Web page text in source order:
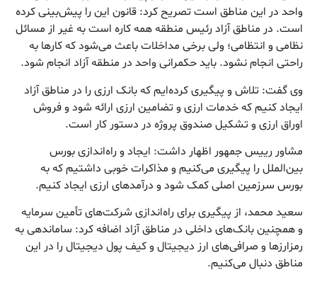
واحد در این مناطق است تصریح کرد: قانون این را پیش‌بینی کرده
است. در مناطق آزاد رئیس منطقه همه کاره است به غیر از مسائل
نظامی و انتظامی؛ ولی برخی مداخلات باعث می‌شود که کارها به
راحتی انجام نشود. باید حکمرانی واحد در منطقه آزاد انجام شود.
وی گفت: تلاش و پیگیری کرده‌ایم که بانک ارزی را در مناطق آزاد
ایجاد کنیم که خدمات ارزی و تضامین ارزی ارائه شود و فروش
اوراق ارزی و تشکیل صندوق پروژه در دستور کار است.
مشاور رییس جمهور اظهار داشت: ایجاد و راه‌اندازی بورس
بین‌الملل را پیگیری می‌کنیم و مذاکرات خوبی داشتیم که به
بورس سرزمین اصلی کمک شود و درآمدهای ارزی ایجاد کنیم.
سعید محمد، از پیگیری برای راه‌اندازی شرکت‌های تأمین سرمایه
و همچنین بانک‌های داخلی در مناطق آزاد اضافه کرد: ساماندهی به
رمزارزها و صرافی‌های ارز دیجیتال و کیف پول دیجیتال را در این
مناطق دنبال می‌کنیم.